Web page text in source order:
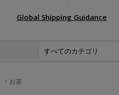
Global Shipping Guidance
お茶